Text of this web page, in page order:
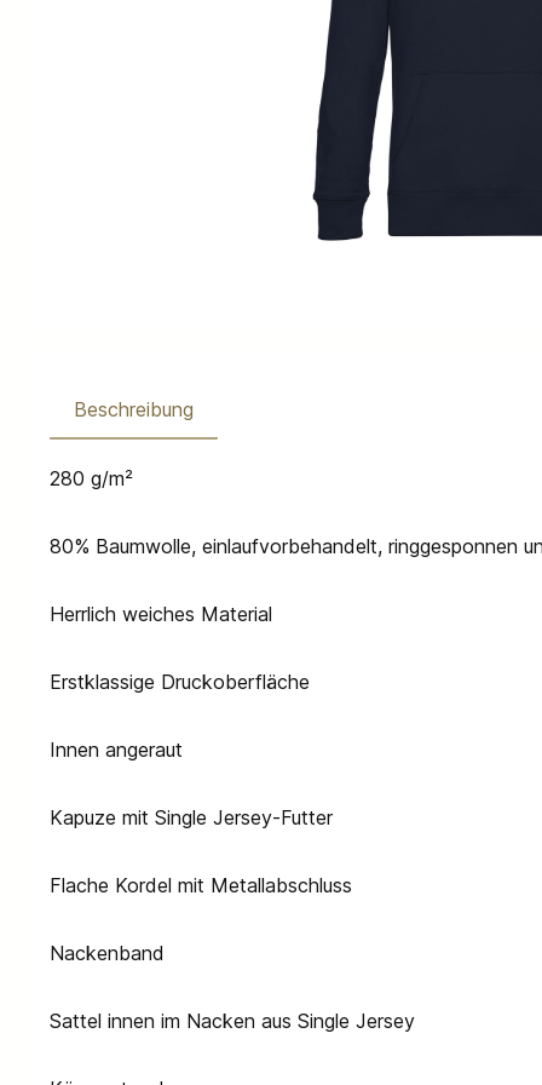
Beschreibung
280 g/m²
80% Baumwolle, einlaufvorbehandelt, ringgesponnen
Herrlich weiches Material
Erstklassige Druckoberfläche
Innen angeraut
Kapuze mit Single Jersey-Futter
Flache Kordel mit Metallabschluss
Nackenband
Sattel innen im Nacken aus Single Jersey